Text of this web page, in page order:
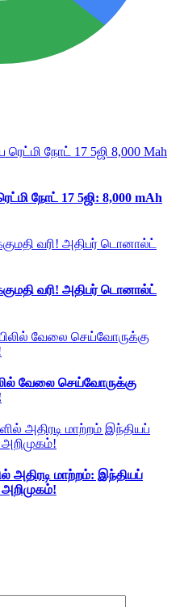
நோட் 17 5ஜி: 8,000 mAh
வரி! அதிபர் டொனால்ட்
வேலை செய்வோருக்கு
அதிரடி மாற்றம்: இந்தியப்